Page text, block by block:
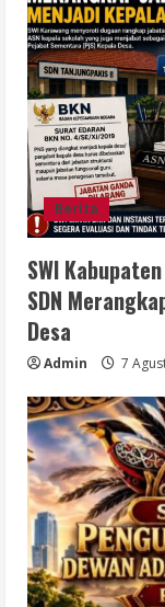
Berita
SWI
SDN
Desa
Admin 7